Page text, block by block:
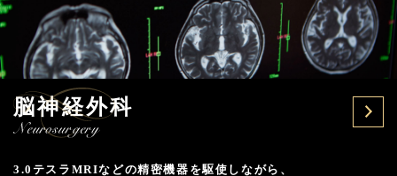
脳神経外科
3.0テスラMRIなどの精密機器を駆使しながら、